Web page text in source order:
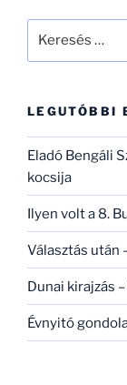
LEGUTÓBBI
Eladó Bengáli
kocsija
Ilyen volt a 8.
Választás után
Dunai kirajzás
Évnyitó